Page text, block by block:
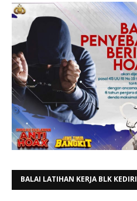
BALAI LATIHAN KERJA BLK KEDIRI